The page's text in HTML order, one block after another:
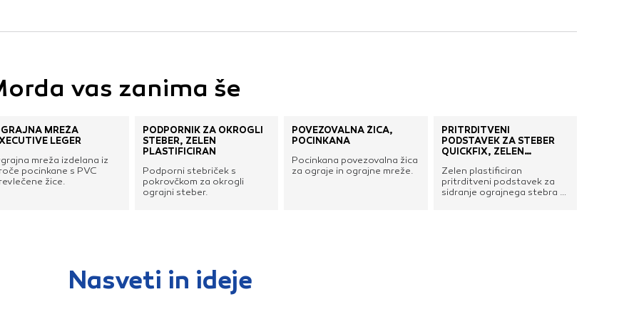
vas zanima še
MREŽA
LEGER
mreža izdelana iz
pocinkane s PVC
žice.
PODPORNIK ZA OKROGLI
STEBER, ZELEN
PLASTIFICIRAN
Podporni stebriček s
pokrovčkom za okrogli
ograjni steber.
POVEZOVALNA ŽICA,
POCINKANA
Pocinkana povezovalna žica
za ograje in ograjne mreže.
PRITRDITVENI
PODSTAVEK ZA STEBER
QUICKFIX, ZELEN
Zelen plastificiran
pritrditveni podstavek za
sidranje ograjnega stebra v
Nasveti in ideje